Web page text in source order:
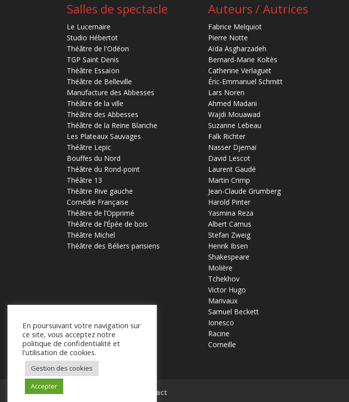
Salles de spectacle
Le Lucernaire
Studio Hébertot
Théâtre de l'Odéon
TGP Saint Denis
Théâtre Essaïon
Théâtre de Belleville
Manufacture des Abbesses
Théâtre de la ville
Théâtre des Abbesses
Théâtre de la Reine Blanche
Les Plateaux Sauvages
Théâtre Lepic
Bouffes du Nord
Théâtre du Rond-point
Théâtre 13
Théâtre Rive gauche
Comédie Française
Théâtre de l’Opprimé
Théâtre de l’Épée de bois
Théâtre Michel
Théâtre des Béliers parisiens
Auteurs / Autrices
Fabrice Melquiot
Pierre Notte
Aïda Asgharzadeh
Bernard-Marie Koltès
Catherine Verlaguet
Éric-Emmanuel Schmitt
Lars Noren
Ahmed Madani
Wajdi Mouawad
Suzanne Lebeau
Falk Richter
Nasser Djemaï
David Lescot
Laurent Gaudé
Martin Crimp
Jean-Claude Grumberg
Harold Pinter
Yasmina Reza
Albert Camus
Stefan Zweig
Henrik Ibsen
Shakespeare
Molière
Tchekhov
Victor Hugo
Marivaux
Samuel Beckett
Ionesco
Racine
Corneille
Contact
En poursuivant votre navigation sur
ce site, vous acceptez notre
politique de confidentialité et
l'utilisation de cookies.
Gestion des cookies
Accepter